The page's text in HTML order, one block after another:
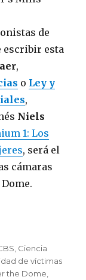
de
escribir esta
,
o Ley y
,
Niels
1: Los
, será el
cámaras
Ciencia
de víctimas
the Dome